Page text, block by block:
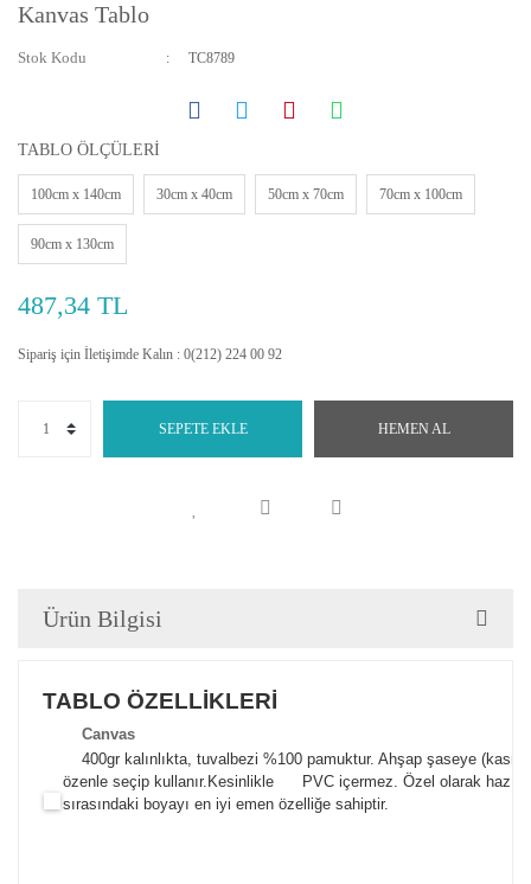
Kanvas Tablo
Stok Kodu TC8789
TABLO ÖLÇÜLERİ
100cm x 140cm 30cm x 40cm 50cm x 70cm 70cm x 100cm
90cm x 130cm
487,34 TL
Sipariş için İletişimde Kalın : 0(212) 224 00 92
SEPETE EKLE HEMEN AL
Ürün Bilgisi
TABLO ÖZELLİKLERİ
Canvas
400gr kalınlıkta, tuvalbezi %100 pamuktur. Ahşap şaseye
özenle seçip kullanır. Kesinlikle PVC içermez. Özel olarak
sırasındaki boyayı en iyi emen özelliğe sahiptir.